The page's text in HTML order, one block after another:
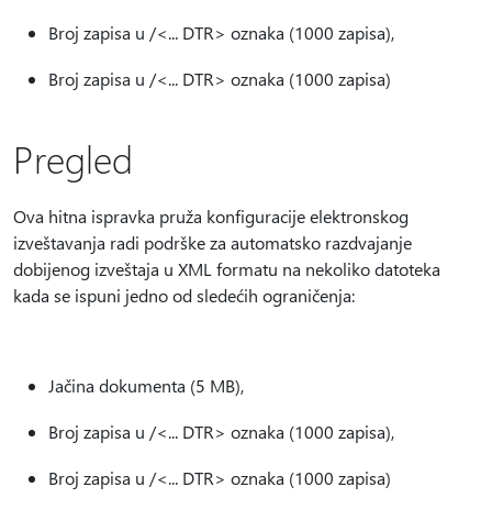
Broj zapisa u /<... DTR> oznaka (1000 zapisa),
Broj zapisa u /<... DTR> oznaka (1000 zapisa)
Pregled
Ova hitna ispravka pruža konfiguracije elektronskog
izveštavanja radi podrške za automatsko razdvajanje
dobijenog izveštaja u XML formatu na nekoliko datoteka
kada se ispuni jedno od sledećih ograničenja:
Jačina dokumenta (5 MB),
Broj zapisa u /<... DTR> oznaka (1000 zapisa),
Broj zapisa u /<... DTR> oznaka (1000 zapisa)